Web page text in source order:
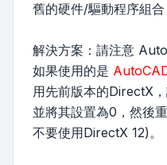
舊的硬件/驅動程序組合
解決方案：請注意
如果使用的是
用先前版本的DirectX
並將其設置為0，然後
不要使用DirectX 12)。